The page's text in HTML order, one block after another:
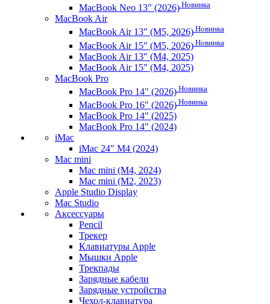
MacBook Neo 13" (2026) Новинка
MacBook Air
MacBook Air 13" (M5, 2026) Новинка
MacBook Air 15" (M5, 2026) Новинка
MacBook Air 13" (M4, 2025)
MacBook Air 15" (M4, 2025)
MacBook Pro
MacBook Pro 14" (2026) Новинка
MacBook Pro 16" (2026) Новинка
MacBook Pro 14" (2025)
MacBook Pro 14" (2024)
iMac
iMac 24" M4 (2024)
Mac mini
Mac mini (M4, 2024)
Mac mini (M2, 2023)
Apple Studio Display
Mac Studio
Аксессуары
Pencil
Трекер
Клавиатуры Apple
Мышки Apple
Трекпады
Зарядные кабели
Зарядные устройства
Чехол-клавиатура